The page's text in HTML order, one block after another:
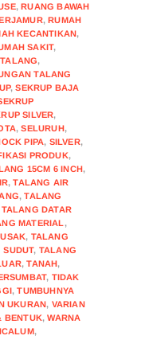
,RUANG BAWAH
,RUMAH
KECANTIKAN,
SAKIT,
,
TALANG
,SEKRUP BAJA
SILVER,
,SELURUH,
PIPA, SILVER,
PRODUK,
15CM 6 INCH,
,TALANG AIR
,TALANG
TALANG DATAR
MATERIAL ,
, TALANG
SUDUT, TALANG
,TANAH,
, TIDAK
,TUMBUHNYA
UKURAN, VARIAN
BENTUK,WARNA
,